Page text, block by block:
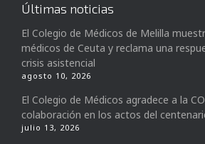
Últimas noticias
El Colegio de Médicos de Melilla
médicos de Ceuta y reclama una
crisis asistencial
agosto 10, 2026
El Colegio de Médicos agradece a la
colaboración en los actos del
julio 13, 2026